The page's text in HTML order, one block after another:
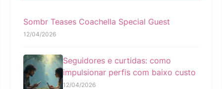
Sombr Teases Coachella Special Guest
12/04/2026
Seguidores e curtidas: como
impulsionar perfis com baixo custo
12/04/2026